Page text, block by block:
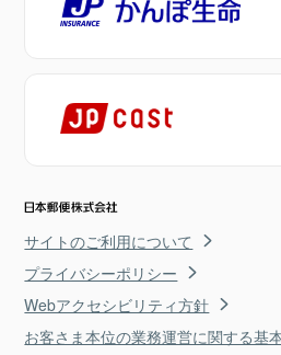
サイトのご利用について
プライバシーポリシー
Webアクセシビリティ方針
お客さま本位の業務運営に関する基